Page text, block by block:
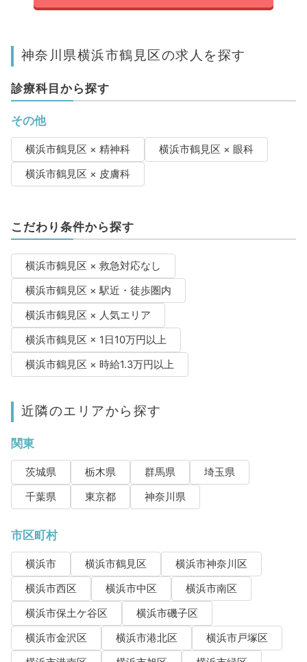
神奈川県横浜市鶴見区の求人を探す
診療科目から探す
その他
横浜市鶴見区 × 精神科
横浜市鶴見区 × 眼科
横浜市鶴見区 × 皮膚科
こだわり条件から探す
横浜市鶴見区 × 救急対応なし
横浜市鶴見区 × 駅近・徒歩圏内
横浜市鶴見区 × 人気エリア
横浜市鶴見区 × 1日10万円以上
横浜市鶴見区 × 時給1.3万円以上
近隣のエリアから探す
関東
茨城県 栃木県 群馬県
埼玉県
千葉県
東京都 神奈川県
市区町村
横浜市 横浜市鶴見区
横浜市神奈川区
横浜市西区
横浜市中区
横浜市南区
横浜市保土ケ谷区
横浜市磯子区
横浜市金沢区
横浜市港北区
横浜市戸塚区